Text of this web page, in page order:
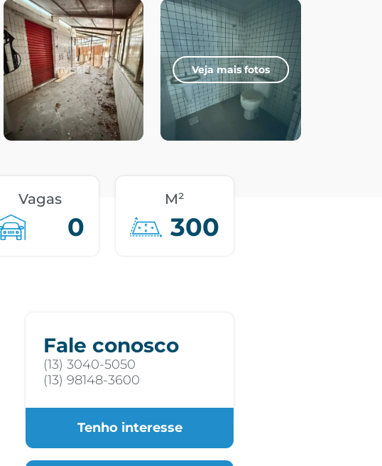
Veja mais fotos
Vagas
0
M²
300
Fale conosco
(13) 3040-5050
(13) 98148-3600
Tenho interesse